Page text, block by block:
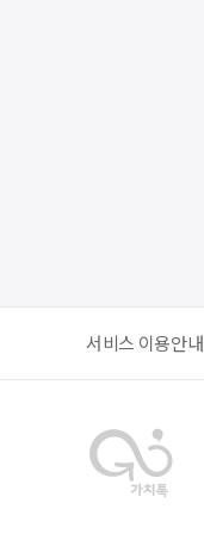
서비스 이용안내